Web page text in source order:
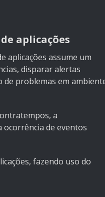
aplicações
aplicações assume um
disparar alertas
problemas em
a
ocorrência de eventos
fazendo uso do